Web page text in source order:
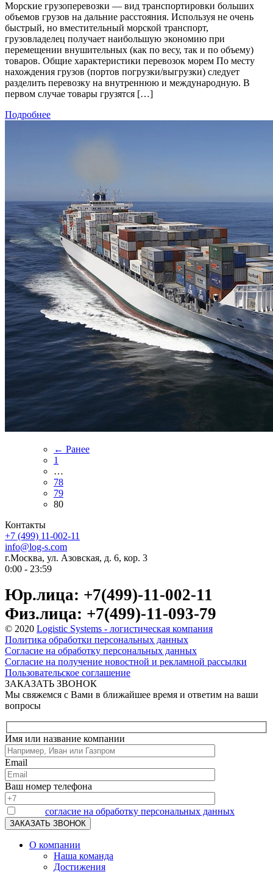
Морские грузоперевозки — вид транспортировки больших
объемов грузов на дальние расстояния. Используя не очень
быстрый, но вместительный морской транспорт,
грузовладелец получает наибольшую экономию при
перемещении внушительных (как по весу, так и по объему)
товаров. Общие характеристики перевозок морем По месту
нахождения грузов (портов погрузки/выгрузки) следует
разделить перевозку на внутреннюю и международную. В
первом случае товары грузятся […]
Подробнее
← Ранее
1
…
78
79
80
Контакты
+7 (499) 11-002-11
info@log-s.com
г.Москва, ул. Азовская, д. 6, кор. 3
0:00 - 23:59
Юр.лица: +7(499)-11-002-11
Физ.лица: +7(499)-11-093-79
© 2020 Logistic Systems - логистическая компания
Политика обработки персональных данных
Согласие на обработку персональных данных
Согласие на получение новостной и рекламной рассылки
Пользовательское соглашение
ЗАКАЗАТЬ ЗВОНОК
Мы свяжемся с Вами в ближайшее время и ответим на ваши
вопросы
Имя или название компании
Email
Ваш номер телефона
согласие на обработку персональных данных
О компании
Наша команда
Достижения